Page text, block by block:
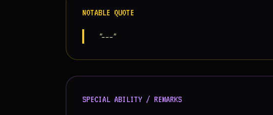
NOTABLE QUOTE
"---"
SPECIAL ABILITY / REMARKS